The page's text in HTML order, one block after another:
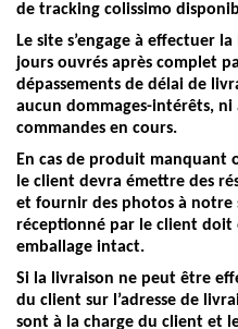
de tracking colissimo
Le site s’engage à effectuer
jours ouvrés après complet
dépassements de délai de
aucun dommages-intérêts,
commandes en cours.
En cas de produit manquant
le client devra émettre des
et fournir des photos à notre
réceptionné par le client doit
emballage intact.
Si la livraison ne peut être
du client sur l’adresse de
sont à la charge du client et